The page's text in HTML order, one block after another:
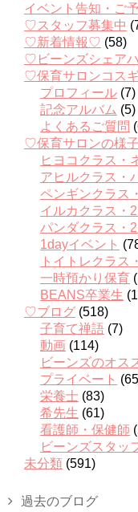
イベント告知・ご
♡スタッフ募集中
♡新着情報♡ (58)
♡ビーンズシェア
♡保育サロンコス
プロフィール (7)
記念アルバム (5)
よくあるご質問
♡保育サロンの様子
ヒヨコクラス・
アヒルクラス・
ペンギンクラス
イルカクラス・
パンダクラス・
1dayイベント
トイトレクラス
一時預かり保育
BEANS卒業生
♡ブログ (518)
子育て禅語 (7)
動画 (114)
ビーンズのオス
プライベート
栄養士 (83)
希先生 (61)
看護師・保健師
ビーンズスタッ
未分類 (591)
過去のブログ